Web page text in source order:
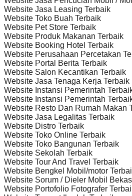
Website Jasa Leasing Terbaik
Website Toko Buah Terbaik
Website Pet Store Terbaik
Website Produk Makanan Terbaik
Website Booking Hotel Terbaik
Website Perusahaan Percetakan
Website Portal Berita Terbaik
Website Salon Kecantikan Terbaik
Website Jasa Tenaga Kerja Terbaik
Website Instansi Pemerintah
Website Instansi Pemerintah
Website Resto Dan Rumah Makan
Website Jasa Legalitas Terbaik
Website Distro Terbaik
Website Toko Online Terbaik
Website Toko Bangunan Terbaik
Website Sekolah Terbaik
Website Tour And Travel Terbaik
Website Bengkel Mobil/motor
Website Sorum / Dieler Mobil
Website Portofolio Fotografer